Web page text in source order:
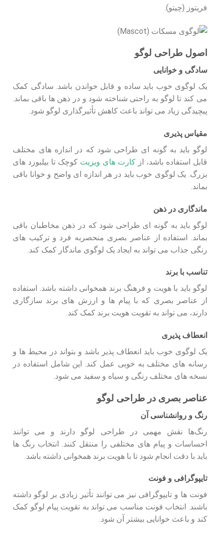
فریتوز (چیتو).
اصول طراحی لوگو
سادگی و خوانایی
یک لوگوی خوب باید ساده و قابل خواندن باشد. سادگی کمک
می‌ کند تا لوگو به راحتی شناخته شود و در ذهن‌ ها باقی بماند.
پیچیدگی زیاد می‌ تواند باعث کاهش تأثیرگذاری لوگو شود.
مقیاس‌ پذیری
لوگو باید به گونه‌ ای طراحی شود که در اندازه‌ های مختلف
قابل استفاده باشد، ازکارت‌ های ویزیت کوچک تا بیلبورد های
بزرگ. یک لوگوی خوب باید در هر اندازه‌ ای واضح و خوانا باقی
بماند.
ماندگاری در ذهن
لوگو باید به گونه‌ ای طراحی شود که در ذهن مخاطبان باقی
بماند. استفاده از عناصر بصری منحصربه‌ فرد و ترکیب‌ های
رنگی جذاب می‌ تواند به ایجاد یک لوگوی ماندگار کمک کند.
تناسب با برند
لوگو باید با هویت و فرهنگ برند همخوانی داشته باشد. استفاده
از عناصر بصری که با پیام‌ ها و ارزش‌ های برند سازگاری
دارند، می‌ تواند به تقویت هویت برند کمک کند.
انعطاف‌ پذیری
یک لوگوی خوب باید انعطاف‌ پذیر باشد و بتواند در محیط‌ ها و
رسانه‌ های مختلف به خوبی عمل کند. این شامل استفاده در
نسخه‌ های مختلف رنگی و سیاه و سفید می‌ شود.
عناصر بصری در طراحی لوگو
رنگ و روانشناسی آن
رنگ‌ها نقش مهمی در طراحی لوگو دارند و می‌ توانند
احساسات و پیام‌ های مختلفی را منتقل کنند. انتخاب رنگ‌ ها
باید با دقت انجام شود تا با هویت برند همخوانی داشته باشد.
تایپوگرافی و فونت
فونت‌ ها و تایپوگرافی نیز می‌ توانند تأثیر زیادی بر لوگو داشته
باشند. انتخاب فونت مناسب می‌ تواند به تقویت پیام لوگو کمک
کند و باعث خوانایی بیشتر آن شود.